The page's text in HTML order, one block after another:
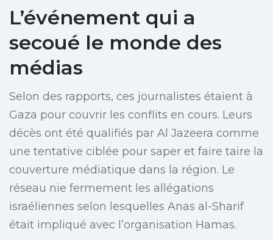
L’événement qui a
secoué le monde des
médias
Selon des rapports, ces journalistes étaient à
Gaza pour couvrir les conflits en cours. Leurs
décès ont été qualifiés par Al Jazeera comme
une tentative ciblée pour saper et faire taire la
couverture médiatique dans la région. Le
réseau nie fermement les allégations
israéliennes selon lesquelles Anas al-Sharif
était impliqué avec l’organisation Hamas.